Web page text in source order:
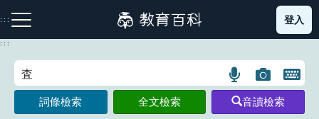
到
主
:::
注音索引圖示 筆畫索引圖示 部首索引表圖示
登入
:::
語
言
搜
圖
片
搜
開
鍵
詞條檢索 全文檢索 音讀檢索